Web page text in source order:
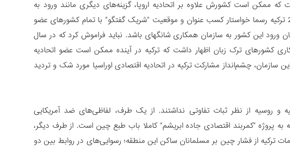
طور ناگهانی اظهار داشت که ممکن است کشورش علاوه بر اتحادیه اروپا، گزینه‌های دیگری مانند ورود به
سازمان همکاری شانگهای داشته باشد. بخصوص که در سال 2011 ترکیه رسما خواستار کسب عنوان و موقعیت "شریک گفتگو" با تمام کشورهای عضو
ورود این کشور به سازمان همکاری شانگهای باشد. نباید فراموش کرد که در سال
کشورهای ترک زبان اظهار داشت که ترکیه در آینده ممکن است عضو اتحادیه
سازمان، چشم‌انداز مشارکت ترکیه در اتحادیه اقتصادی اوراسیا مورد شک و تردید
و روسیه از نظر ثبات تفاوتی نداشتند. از یک طرف، لفاظی‌های ضد آمریکایی
پروژه "کمربند اقتصادی جاده ابریشم" کاملا باب طبع چین است. از طرف دیگر،
ترکیه از فشار چین بر مسلمانان ساکن این منطقه؛ رسوایی‌های در روابط بین دو